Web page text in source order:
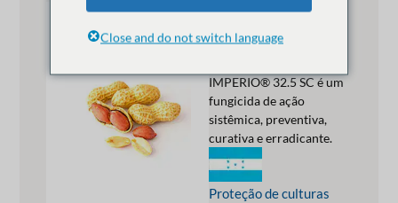
IMPERIO®
32.5 SC
IMPERIO® 32.5 SC é um
fungicida de ação
sistêmica, preventiva,
curativa e erradicante.
Proteção de culturas
Close and do not switch language